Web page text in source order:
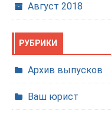
Август 2018
РУБРИКИ
Архив выпусков
Ваш юрист